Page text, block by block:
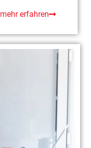
mehr erfahren